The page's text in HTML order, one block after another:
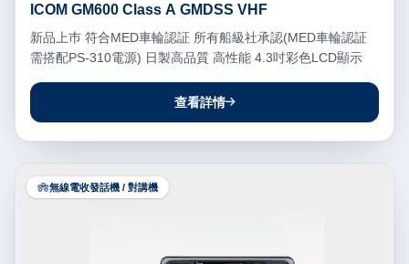
ICOM GM600 Class A GMDSS VHF
新品上巿 符合MED車輪認証 所有船級社承認(MED車輪認証
需搭配PS-310電源) 日製高品質 高性能 4.3吋彩色LCD顯示
查看詳情
無線電收發話機 / 對講機